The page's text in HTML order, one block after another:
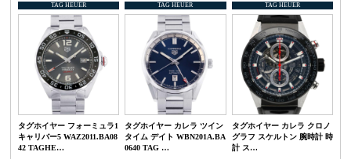
TAG HEUER
タグホイヤー フォーミュラ1
キャリバー5 WAZ2011.BA08
42 TAGHE…
TAG HEUER
タグホイヤー カレラ ツイン
タイム デイト WBN201A.BA
0640 TAG …
TAG HEUER
タグホイヤー カレラ クロノ
グラフ スケルトン 腕時計 時
計 ス…